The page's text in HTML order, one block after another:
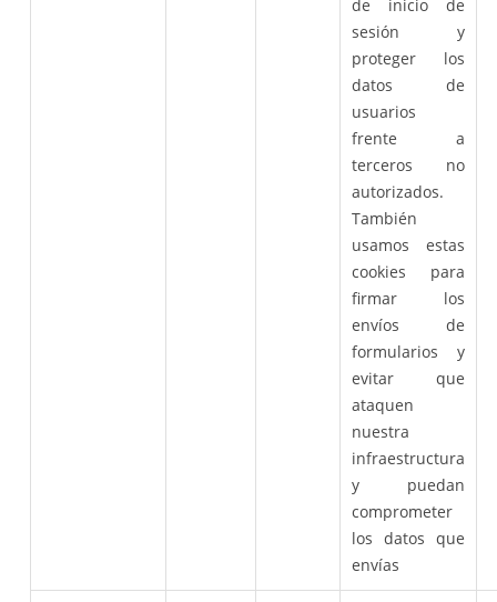
de inicio de
sesión y
proteger los
datos de
usuarios
frente a
terceros no
autorizados.
También
usamos estas
cookies para
firmar los
envíos de
formularios y
evitar que
ataquen
nuestra
infraestructura
y puedan
comprometer
los datos que
envías